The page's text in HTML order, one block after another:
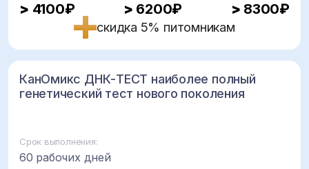
> 4100₽ > 6200₽ > 8300₽
скидка 5% питомникам
КанОмикс ДНК-ТЕСТ наиболее полный
генетический тест нового поколения
Срок выполнения:
60 рабочих дней